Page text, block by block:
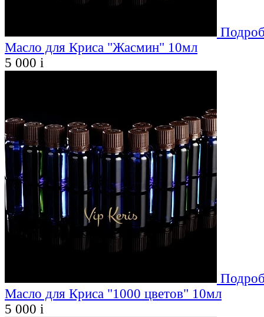
Масло для Криса "Жасмин" 10мл
5 000 i
Масло для Криса "1000 цветов" 10мл
5 000 i